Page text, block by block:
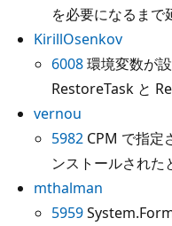
を必要になるまで
KirillOsenkov
6008環境変数が
RestoreTask と
vernou
5982 CPM で指定
ンストールされた
mthalman
5959